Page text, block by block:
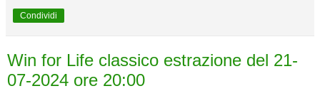
Condividi
Win for Life classico estrazione del 21-
07-2024 ore 20:00